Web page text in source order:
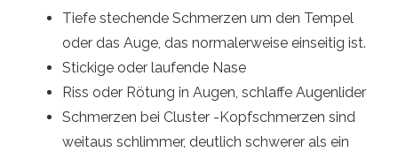
Tiefe stechende Schmerzen um den Tempel
oder das Auge, das normalerweise einseitig ist.
Stickige oder laufende Nase
Riss oder Rötung in Augen, schlaffe Augenlider
Schmerzen bei Cluster -Kopfschmerzen sind
weitaus schlimmer, deutlich schwerer als ein